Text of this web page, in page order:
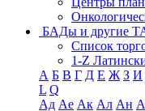
БАДы и другие
Список
1-Z
А Б В Г Д Е Ж З И
L Q
Ад Ае Ак Ал Ан